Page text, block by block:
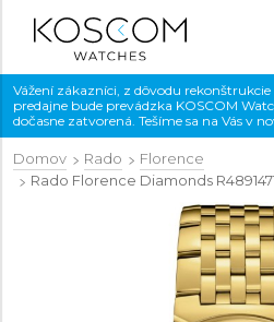
Vážení zákazníci, z dôvodu
predajne bude prevádzka KOSCOM
dočasne zatvorená. Tešíme sa na Vás v
Domov Rado
Florence
Rado Florence Diamonds